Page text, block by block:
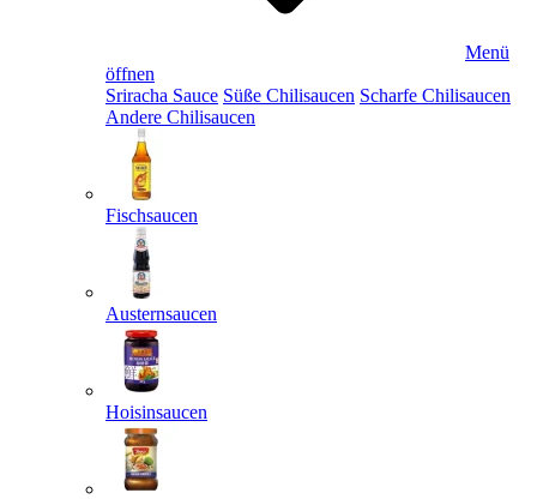
Menü
öffnen
Sriracha Sauce Süße Chilisaucen Scharfe Chilisaucen
Andere Chilisaucen
Fischsaucen
Austernsaucen
Hoisinsaucen